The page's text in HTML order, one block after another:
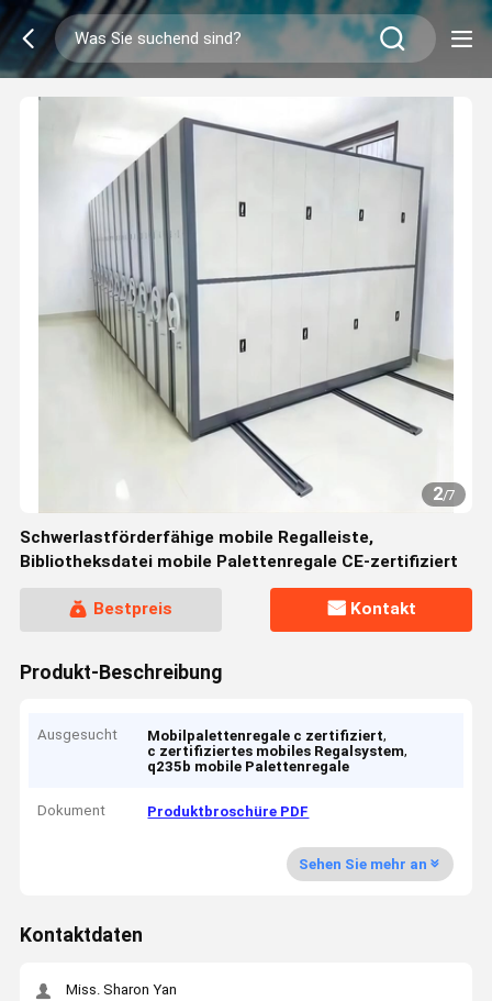
2/7
Schwerlastförderfähige mobile Regalleiste,
Bibliotheksdatei mobile Palettenregale CE-zertifiziert
Bestpreis Kontakt
Produkt-Beschreibung
Ausgesucht Mobilpalettenregale c zertifiziert,
c zertifiziertes mobiles Regalsystem,
q235b mobile Palettenregale
Dokument Produktbroschüre PDF
Sehen Sie mehr an
Kontaktdaten
Miss. Sharon Yan